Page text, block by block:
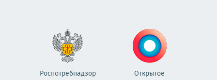
Роспотребнадзор
Открытое